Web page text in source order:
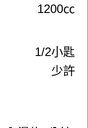
1200㏄
1/2小匙
少許